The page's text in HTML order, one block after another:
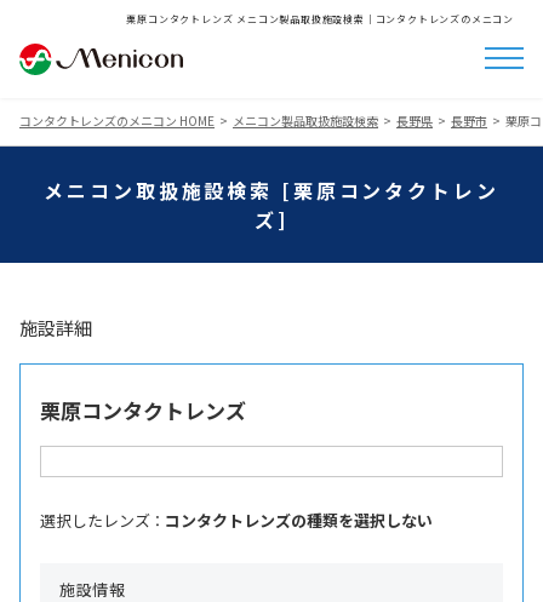
栗原コンタクトレンズ メニコン製品取扱施設検索│コンタクトレンズのメニコン
コンタクトレンズのメニコン HOME メニコン製品取扱施設検索 長野県 長野市 栗原
メニコン取扱施設検索 [栗原コンタクトレン
ズ]
施設詳細
栗原コンタクトレンズ
選択したレンズ ： コンタクトレンズの種類を選択しない
施設情報